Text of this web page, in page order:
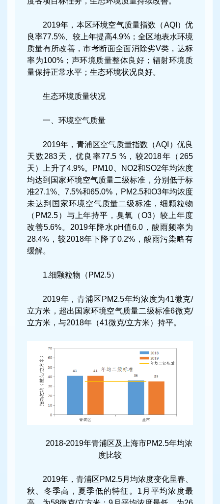
2019年，本区环境空气质量指数（AQI）优
良率77.5%、较上年提高4.9%；全区地表水环境
质量有所改善，市考断面全面消除劣V类，达标
率为100%；声环境质量整体良好；辐射环境质
量保持正常水平；生态环境状况良好。
生态环境质量状况
一、环境空气质量
2019年，青浦区空气质量指数（AQI）优良
天数283天，优良率77.5 %，较2018年（265
天）上升了4.9%。PM10、NO2和SO2年均浓度
均达到国家环境空气质量二级标准，分别低于标
准27.1%、7.5%和65.0%，PM2.5和O3年均浓度
未达到国家环境空气质量二级标准，细颗粒物
（PM2.5）与上年持平，臭氧（O3）较上年度
改善5.6%。2019年降水pH值6.0，酸雨频率为
28.4%，较2018年下降了0.2%，酸雨污染略有
缓解。
1.细颗粒物（PM2.5）
2019年，青浦区PM2.5年均浓度为41微克/
立方米，超出国家环境空气质量二级标准6微克/
立方米，与2018年（41微克/立方米）持平。
2018-2019年青浦区及上海市PM2.5年均浓
度比较
2019年，青浦区PM2.5月均浓度变化呈春、
秋、冬季高，夏季低的特征。1月平均浓度最